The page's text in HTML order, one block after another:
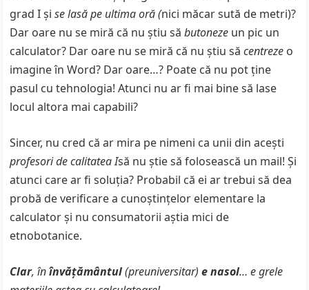
grad I şi se lasă pe ultima oră (nici măcar sută de metri)?
Dar oare nu se miră că nu ştiu săbutoneze un pic un
calculator? Dar oare nu se miră că nu ştiu săcentreze o
imagine în Word? Dar oare…? Poate că nu pot ţine
pasul cu tehnologia! Atunci nu ar fi mai bine să lase
locul altora mai capabili?
Sincer, nu cred că ar mira pe nimeni ca unii din aceşti
profesori de calitatea Isă nu ştie să folosească un mail! Şi
atunci care ar fi soluţia? Probabil că ei ar trebui să dea
probă de verificare a cunoştinţelor elementare la
calculator şi nu consumatorii aştia mici de
etnobotanice.
Clar, înînvăţământul(preuniversitar)e nasol… e grele